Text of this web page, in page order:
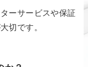
ーサービスや保証
切です。